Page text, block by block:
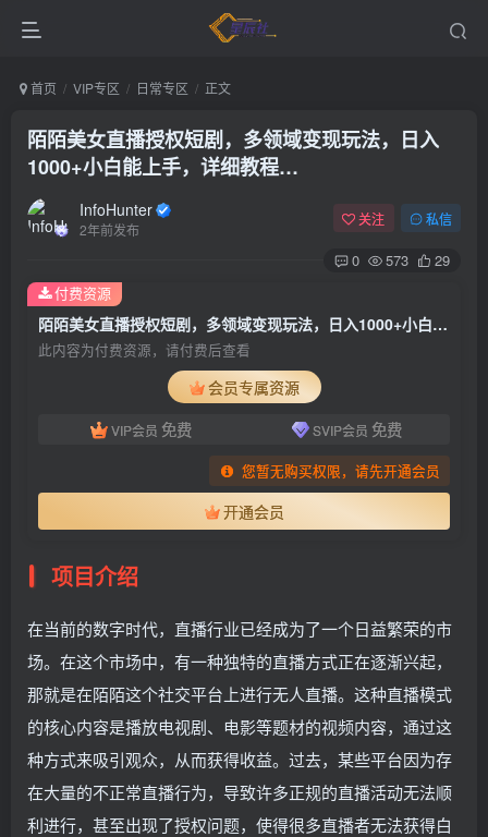
首页 VIP专区 日常专区 正文
陌陌美女直播授权短剧，多领域变现玩法，日入
1000+小白能上手，详细教程…
InfoHunter
2年前发布
关注 私信
0 573 29
陌陌美女直播授权短剧，多领域变现玩法，日入1000+小白能上手，详细教程…
此内容为付费资源，请付费后查看
会员专属资源
VIP会员 免费 SVIP会员 免费
您暂无购买权限，请先开通会员
开通会员
付费资源
项目介绍
在当前的数字时代，直播行业已经成为了一个日益繁荣的市
场。在这个市场中，有一种独特的直播方式正在逐渐兴起，
那就是在陌陌这个社交平台上进行无人直播。这种直播模式
的核心内容是播放电视剧、电影等题材的视频内容，通过这
种方式来吸引观众，从而获得收益。过去，某些平台因为存
在大量的不正常直播行为，导致许多正规的直播活动无法顺
利进行，甚至出现了授权问题，使得很多直播者无法获得白